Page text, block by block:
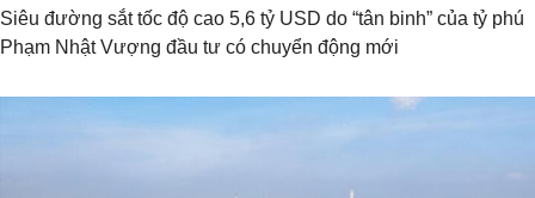
Siêu đường sắt tốc độ cao 5,6 tỷ USD do “tân binh” của tỷ phú
Phạm Nhật Vượng đầu tư có chuyển động mới